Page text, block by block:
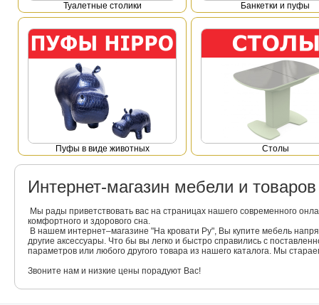
Туалетные столики Банкетки и пуфы
Пуфы в виде животных Столы
Интернет-магазин мебели и
Мы рады приветствовать вас на страницах нашего современного
комфортного и здорового сна.
В нашем интернет–магазине "На кровати Ру", Вы купите мебель
другие аксессуары. Что бы вы легко и быстро справились с
параметров или любого другого товара из нашего каталога. Мы
Звоните нам и низкие цены порадуют Вас!